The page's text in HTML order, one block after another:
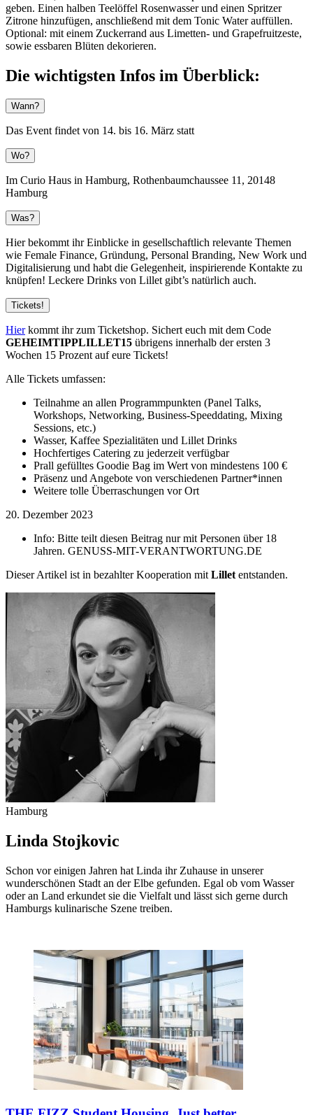
geben. Einen halben Teelöffel Rosenwasser und einen Spritzer
Zitrone hinzufügen, anschließend mit dem Tonic Water auffüllen.
Optional: mit einem Zuckerrand aus Limetten- und Grapefruitzeste,
sowie essbaren Blüten dekorieren.
Die wichtigsten Infos im Überblick:
Wann?
Das Event findet von 14. bis 16. März statt
Wo?
Im Curio Haus in Hamburg, Rothenbaumchaussee 11, 20148
Hamburg
Was?
Hier bekommt ihr Einblicke in gesellschaftlich relevante Themen
wie Female Finance, Gründung, Personal Branding, New Work und
Digitalisierung und habt die Gelegenheit, inspirierende Kontakte zu
knüpfen! Leckere Drinks von Lillet gibt’s natürlich auch.
Tickets!
Hierkommt ihr zum Ticketshop. Sichert euch mit dem Code
GEHEIMTIPPLILLET15 übrigens innerhalb der ersten 3
Wochen 15 Prozent auf eure Tickets!
Alle Tickets umfassen:
Teilnahme an allen Programmpunkten (Panel Talks,
Workshops, Networking, Business-Speeddating, Mixing
Sessions, etc.)
Wasser, Kaffee Spezialitäten und Lillet Drinks
Hochfertiges Catering zu jederzeit verfügbar
Prall gefülltes Goodie Bag im Wert von mindestens 100 €
Präsenz und Angebote von verschiedenen Partner*innen
Weitere tolle Überraschungen vor Ort
20. Dezember 2023
Info: Bitte teilt diesen Beitrag nur mit Personen über 18
Jahren. GENUSS-MIT-VERANTWORTUNG.DE
Dieser Artikel ist in bezahlter Kooperation mitLilletentstanden.
Hamburg
Linda Stojkovic
Schon vor einigen Jahren hat Linda ihr Zuhause in unserer
wunderschönen Stadt an der Elbe gefunden. Egal ob vom Wasser
oder an Land erkundet sie die Vielfalt und lässt sich gerne durch
Hamburgs kulinarische Szene treiben.